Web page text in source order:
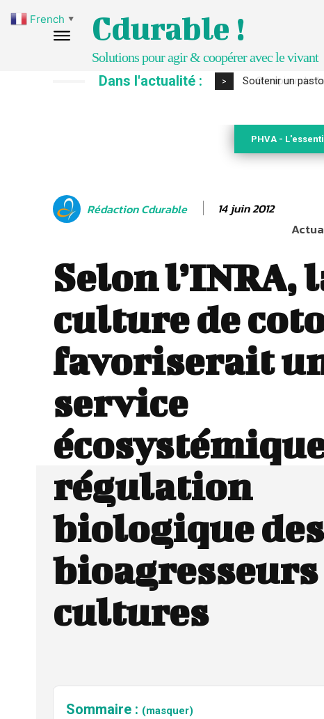
Cdurable !
Solutions pour agir & coopérer avec le vivant
Dans l'actualité : > S’inspirer de
PHVA -
Rédaction Cdurable 14 juin 2012
Selon l’INRA,
culture de
favoriserait
service
régulation
biologique des
bioagresseurs
cultures
Sommaire : (masquer)
French ▼